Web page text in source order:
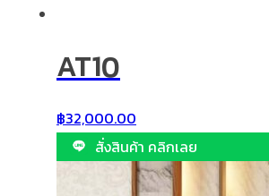
AT10
฿32,000.00
สั่งสินค้า คลิกเลย